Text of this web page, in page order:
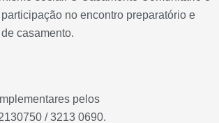
no encontro preparatório e
casamento.
pelos
/ 3213 0690.